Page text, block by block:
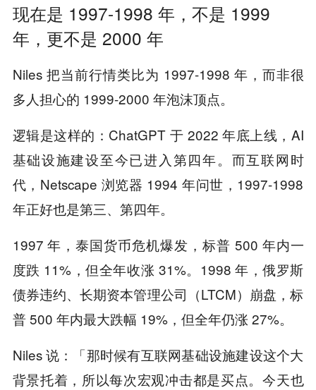
现在是 1997-1998 年，不是 1999
年，更不是 2000 年
Niles 把当前行情类比为 1997-1998 年，而非很
多人担心的 1999-2000 年泡沫顶点。
逻辑是这样的：ChatGPT 于 2022 年底上线，AI
基础设施建设至今已进入第四年。而互联网时
代，Netscape 浏览器 1994 年问世，1997-1998
年正好也是第三、第四年。
1997 年，泰国货币危机爆发，标普 500 年内一
度跌 11%，但全年收涨 31%。1998 年，俄罗斯
债券违约、长期资本管理公司（LTCM）崩盘，标
普 500 年内最大跌幅 19%，但全年仍涨 27%。
Niles 说：「那时候有互联网基础设施建设这个大
背景托着，所以每次宏观冲击都是买点。今天也